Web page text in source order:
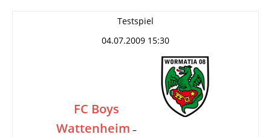
Testspiel
04.07.2009 15:30
FC Boys
Wattenheim –